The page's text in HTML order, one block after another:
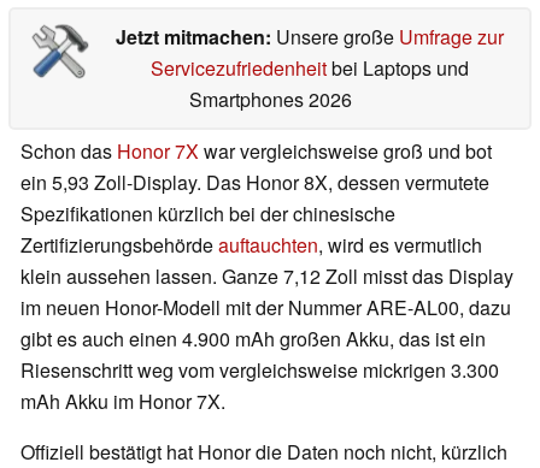
Jetzt mitmachen: Unsere große Umfrage zur
Servicezufriedenheitbei Laptops und
Smartphones 2026
Schon das Honor 7Xwar vergleichsweise groß und bot
ein 5,93 Zoll-Display. Das Honor 8X, dessen vermutete
Spezifikationen kürzlich bei der chinesische
Zertifizierungsbehördeauftauchten, wird es vermutlich
klein aussehen lassen. Ganze 7,12 Zoll misst das Display
im neuen Honor-Modell mit der Nummer ARE-AL00, dazu
gibt es auch einen 4.900 mAh großen Akku, das ist ein
Riesenschritt weg vom vergleichsweise mickrigen 3.300
mAh Akku im Honor 7X.
Offiziell bestätigt hat Honor die Daten noch nicht, kürzlich